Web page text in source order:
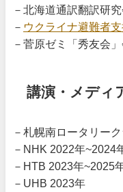
－北海道通訳翻訳研
－ ウクライナ避難者支
－菅原ゼミ「秀友会
講演・メディ
－札幌南ロータリー
－NHK 2022年~2024
－HTB 2023年~2025
－UHB 2023年